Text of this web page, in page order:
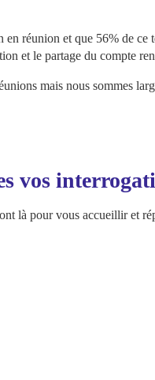
réunion et que 56% de ce
et le partage du compte
mais nous sommes
vos
là pour vous accueillir et